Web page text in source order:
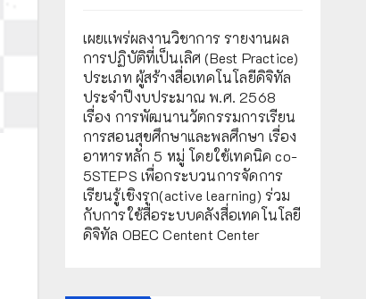
เผยเเพร่ผลงานวิชาการ รายงานผล
การปฏิบัติที่เป็นเลิศ (Best Practice)
ประเภท ผู้สร้างสื่อเทคโนโลยีดิจิทัล
ประจำปีงบประมาณ พ.ศ. 2568
เรื่อง การพัฒนานวัตกรรมการเรียน
การสอนสุขศึกษาและพลศึกษา เรื่อง
อาหารหลัก 5 หมู่ โดยใช้เทคนิค co-
5STEPS เพื่อกระบวนการจัดการ
เรียนรู้เชิงรุก(active learning) ร่วม
กับการใช้สื่อระบบคลังสื่อเทคโนโลยี
ดิจิทัล OBEC Centent Center